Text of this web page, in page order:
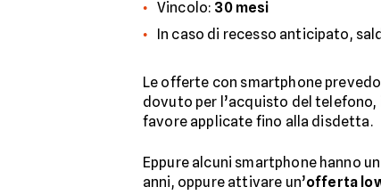
Vincolo: 30 mesi
In caso di recesso anticipato,
Le offerte con smartphone
dovuto per l’acquisto del
favore applicate fino alla disdetta.
Eppure alcuni smartphone hanno
anni, oppure attivare un’offerta